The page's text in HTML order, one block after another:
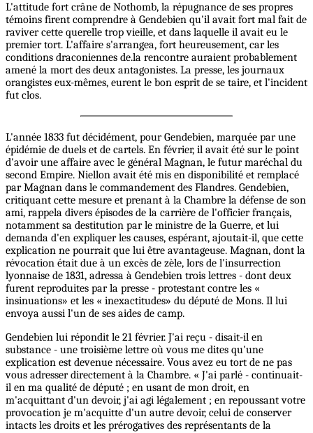
L'attitude fort crâne de Nothomb, la répugnance de ses propres
témoins firent comprendre à Gendebien qu'il avait fort mal fait de
raviver cette querelle trop vieille, et dans laquelle il avait eu le
premier tort. L'affaire s'arrangea, fort heureusement, car les
conditions draconiennes de.la rencontre auraient probablement
amené la mort des deux antagonistes. La presse, les journaux
orangistes eux-mêmes, eurent le bon esprit de se taire, et l'incident
fut clos.
L'année 1833 fut décidément, pour Gendebien, marquée par une
épidémie de duels et de cartels. En février, il avait été sur le point
d'avoir une affaire avec le général Magnan, le futur maréchal du
second Empire. Niellon avait été mis en disponibilité et remplacé
par Magnan dans le commandement des Flandres. Gendebien,
critiquant cette mesure et prenant à la Chambre la défense de son
ami, rappela divers épisodes de la carrière de l'officier français,
notamment sa destitution par le ministre de la Guerre, et lui
demanda d'en expliquer les causes, espérant, ajoutait-il, que cette
explication ne pourrait que lui être avantageuse. Magnan, dont la
révocation était due à un excès de zèle, lors de l'insurrection
lyonnaise de 1831, adressa à Gendebien trois lettres - dont deux
furent reproduites par la presse - protestant contre les «
insinuations» et les « inexactitudes» du député de Mons. Il lui
envoya aussi l'un de ses aides de camp.
Gendebien lui répondit le 21 février. J'ai reçu - disait-il en
substance - une troisième lettre où vous me dites qu'une
explication est devenue nécessaire. Vous avez eu tort de ne pas
vous adresser directement à la Chambre. « J'ai parlé - continuait-
il en ma qualité de député ; en usant de mon droit, en
m'acquittant d'un devoir, j'ai agi légalement ; en repoussant votre
provocation je m'acquitte d'un autre devoir, celui de conserver
intacts les droits et les prérogatives des représentants de la